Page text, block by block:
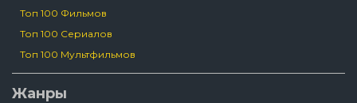
Топ 100 Фильмов
Топ 100 Сериалов
Топ 100 Мультфильмов
Жанры